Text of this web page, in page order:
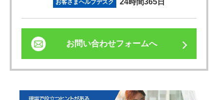
お客さまヘルプデスク 24時間365日
お問い合わせフォームへ